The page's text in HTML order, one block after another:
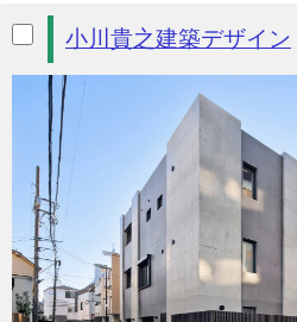
小川貴之建築デザイン